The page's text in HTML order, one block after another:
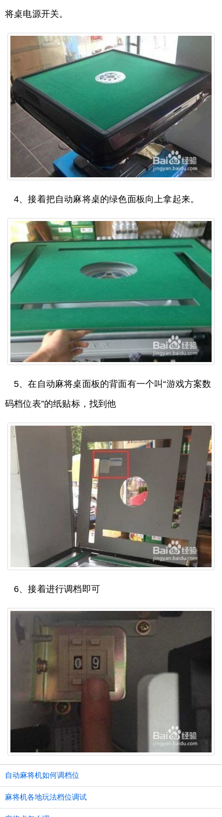
将桌电源开关。
4、接着把自动麻将桌的绿色面板向上拿起来。
5、在自动麻将桌面板的背面有一个叫“游戏方案数
码档位表”的纸贴标，找到他
6、接着进行调档即可
自动麻将机如何调档位
麻将机各地玩法档位调试